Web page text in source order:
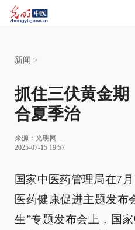
新闻 >
抓住三伏黄金期
合夏季治
来源： 光明网
2025-07-15 19:57
国家中医药管理局在7
医药健康促进主题发布
生”专题发布会上，国